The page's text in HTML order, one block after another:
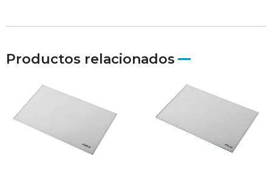
Productos relacionados